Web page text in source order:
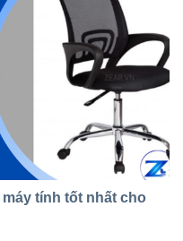
tính tốt nhất cho